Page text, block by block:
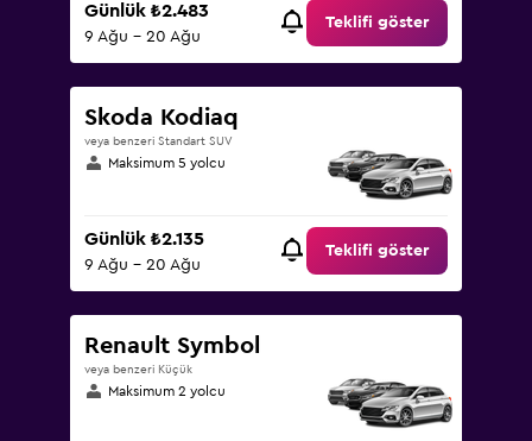
Günlük ₺2.483
9 Ağu - 20 Ağu
Teklifi göster
Skoda Kodiaq
veya benzeri Standart SUV
Maksimum 5 yolcu
Günlük ₺2.135
9 Ağu - 20 Ağu
Teklifi göster
Renault Symbol
veya benzeri Küçük
Maksimum 2 yolcu